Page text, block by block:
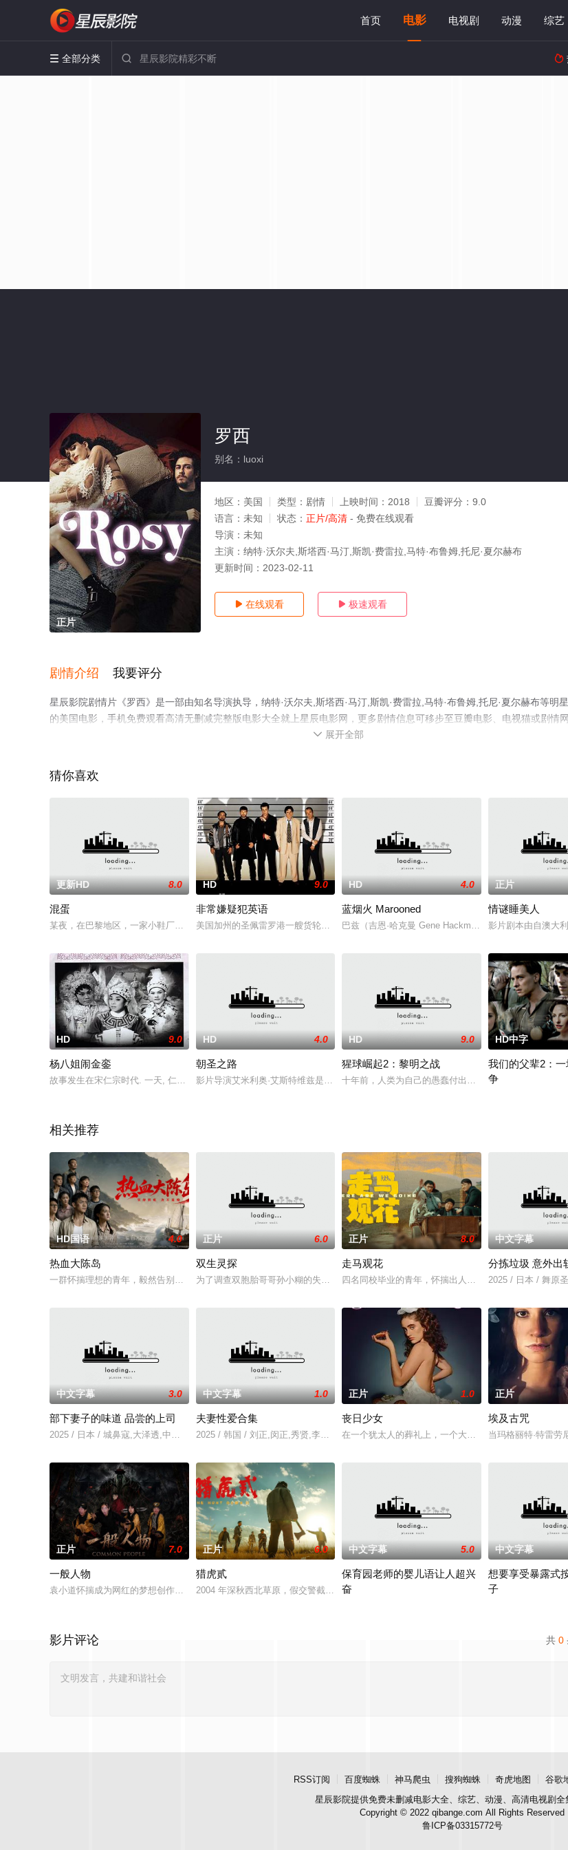
首页 电影 电视剧 动漫 综艺
 全部分类  
正片
罗西
别名：luoxi
地区： 美国 类型： 剧情 上映时间： 2018 豆瓣评分： 9.0
语言： 未知 状态： 正片/高清 - 免费在线观看
导演： 未知
主演： 纳特·沃尔夫,斯塔西·马汀,斯凯·费雷拉,马特·布鲁姆,托尼·夏尔赫布
更新时间： 2023-02-11
 在线观看  极速观看
剧情介绍 我要评分
星辰影院剧情片《罗西》是一部由知名导演执导，纳特·沃尔夫,斯塔西·马汀,斯凯·费雷拉,马特·布鲁姆,托尼·夏尔赫布等明
的美国电影，手机免费观看高清无删减完整版电影大全就上星辰电影网，更多剧情信息可移步至豆瓣电影、电视猫或剧情网
 展开全部
猜你喜欢
更新HD 8.0
混蛋
某夜，在巴黎地区，一家小鞋厂的老板Jacques跳出窗外。Sandra恳求自己的哥哥，在印度洋阿联酋附近开大型油轮的船长Marco为
HD 9.0
非常嫌疑犯英语
美国加州的圣佩雷罗港一艘货轮爆炸，死亡27人，9000万美元失踪。事故发生以后，联邦调
HD 4.0
蓝烟火 Marooned
巴兹（吉恩·哈克曼 Gene Hackman 饰）、克莱顿（詹
正片
情谜睡美人
影片剧本由自澳大
HD 9.0
杨八姐闹金銮
故事发生在宋仁宗时代. 一天, 仁宗狩猎遇见八姐, 并深深爱上她, 遂派亲弟宋贤王往杨家说亲. 贤王与八姐曾有一面之缘, 互相吸引. 八
HD 4.0
朝圣之路
影片导演艾米利奥·艾斯特维兹是本片主演马丁·辛的大儿子，这是这对父子在影视剧里的第七次
HD 9.0
猩球崛起2：黎明之战
十年前，人类为自己的愚蠢付出惨痛代价，凶险致命的
HD中字
我们的父辈2：
争
相关推荐
HD国语 4.0
热血大陈岛
一群怀揣理想的青年，毅然告别亲人、远离故土，登上了荒芜破败的大陈岛。在极端艰苦的环境中，以“有一百个困难就解决一百个
正片 6.0
双生灵探
为了调查双胞胎哥哥孙小糊的失踪，孙小涂参加了警队的招新考试，却在考试现场卷入警察局
正片 8.0
走马观花
四名同校毕业的青年，怀揣出人头地的梦想，却在大都
中文字幕
分拣垃圾 意外出
2025 / 日本 / 舞原
中文字幕 3.0
部下妻子的味道 品尝的上司
2025 / 日本 / 城鼻寇,大泽透,中山健二
中文字幕 1.0
夫妻性爱合集
2025 / 韩国 / 刘正,闵正,秀贤,李恩美,韩石峰,闵道允,尚斗,尹江善
正片 1.0
丧日少女
在一个犹太人的葬礼上，一个大学生和她的父母偶遇了她
正片
埃及古咒
当玛格丽特·特雷
正片 7.0
一般人物
袁小道怀揣成为网红的梦想创作短视频，并与周小乙等人组建了“红透半边天”团队。然而团队在发展过程中遭遇了诸多矛盾与分歧，
正片 6.0
猎虎贰
2004 年深秋西北草原，假交警截停铜矿押运车，炸药破箱、两命陨灭，悍匪携枪遁入茫茫戈
中文字幕 5.0
保育园老师的婴儿语让人超兴
奋
中文字幕
想要享受暴露式
子
共 0
影片评论
RSS订阅 百度蜘蛛 神马爬虫 搜狗蜘蛛 奇虎地图 谷歌
星辰影院提供免费未删减电影大全、综艺、动漫、高清电视剧全
Copyright © 2022 qibange.com All Rights Reserved
鲁ICP备03315772号